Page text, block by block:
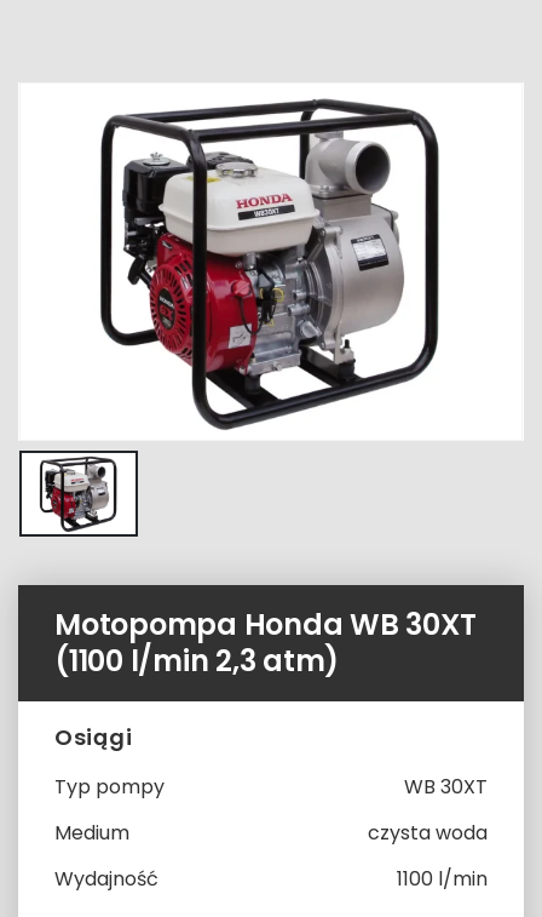
Motopompa Honda WB 30XT
(1100 l/min 2,3 atm)
Osiągi
Typ pompy
WB 30XT
Medium
czysta woda
Wydajność
1100 l/min